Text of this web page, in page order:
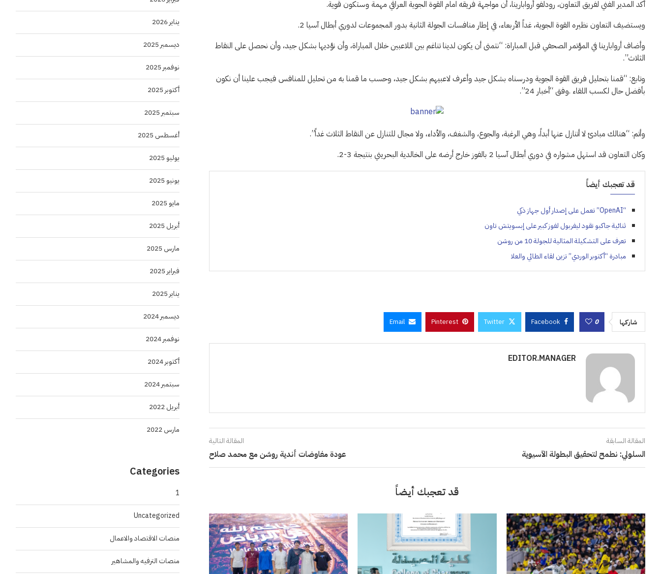
أكد المدير الفني لفريق التعاون، رودلفو أروابارينا، أن مواجهة فريقه امام القوة الجوية العراقي مهمة وستكون قوية.
ويستضيف التعاون نظيره القوة الجوية، غداً الأربعاء، في إطار منافسات الجولة الثانية بدور المجموعات لدوري أبطال آسيا 2.
وأضاف أروابارينا في المؤتمر الصحفي قبل المباراة: “نتمنى أن يكون لدينا تناغم بين اللاعبين خلال المباراة، وأن نؤديها بشكل جيد، وأن نحصل على النقاط
الثلاث”.
وتابع: “قمنا بتحليل فريق القوة الجوية ودرسناه بشكل جيد وأعرف لاعبيهم بشكل جيد، وحسب ما قمنا به من تحليل للمنافس فيجب علينا أن نكون
بأفضل حال لكسب اللقاء .وفق “أخبار 24”.
وأتم: “هنالك مبادئ لا أتنازل عنها أبداً، وهي الرغبة، والجوع، والشغف، والأداء، ولا مجال للتنازل عن النقاط الثلاث غداً”.
وكان التعاون قد استهل مشواره في دوري أبطال آسيا 2 بالفوز خارج أرضه على الخالدية البحريني بنتيجة 3-2.
قد تعجبك أيضاً
“OpenAI” تعمل على إصدار أول جهاز ذكي
ثنائية جاكبو تقود ليفربول لفوز كبير على إبسويتش تاون
تعرف على التشكيلة المثالية للجولة 10 من روشن
مبادرة “أكتوبر الوردي” تزين لقاء الطائي والعلا
شاركها 0
Facebook
Twitter
Pinterest
Email
EDITOR.MANAGER
المقالة السابقة
السلولي: نطمح لتحقيق البطولة الآسيوية
المقالة التالية
عودة مفاوضات أندية روشن مع محمد صلاح
قد تعجبك أيضاً
يناير 2026
ديسمبر 2025
نوفمبر 2025
أكتوبر 2025
سبتمبر 2025
أغسطس 2025
يوليو 2025
يونيو 2025
مايو 2025
أبريل 2025
مارس 2025
فبراير 2025
يناير 2025
ديسمبر 2024
نوفمبر 2024
أكتوبر 2024
سبتمبر 2024
أبريل 2022
مارس 2022
Categories
1
Uncategorized
منصات الاقتصاد والاعمال
منصات الترفيه والمشاهير